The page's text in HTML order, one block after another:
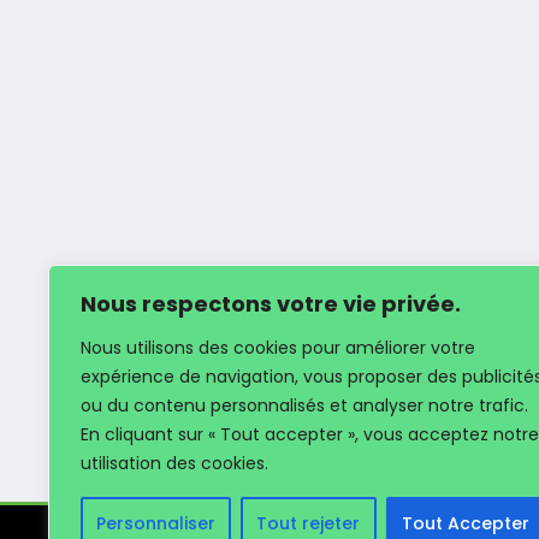
Nous respectons votre vie privée.
Nous utilisons des cookies pour améliorer votre
expérience de navigation, vous proposer des
ou du contenu personnalisés et analyser notre trafic.
En cliquant sur « Tout accepter », vous acceptez notre
utilisation des cookies.
Personnaliser Tout rejeter Tout Accepter